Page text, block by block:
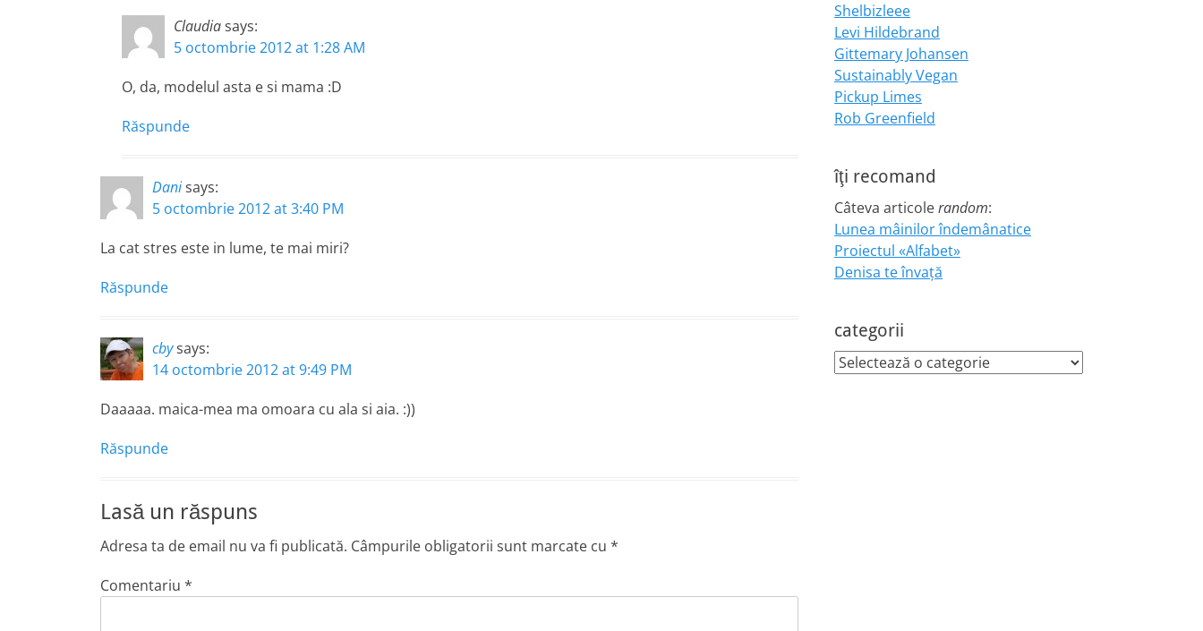
Claudiasays:
5 octombrie 2012 at 1:28 AM
O, da, modelul asta e si mama :D
Răspunde
Danisays:
5 octombrie 2012 at 3:40 PM
La cat stres este in lume, te mai miri?
Răspunde
cbysays:
14 octombrie 2012 at 9:49 PM
Daaaaa. maica-mea ma omoara cu ala si aia. :))
Răspunde
Lasă un răspuns
Adresa ta de email nu va fi publicată. Câmpurile obligatorii sunt marcate cu *
Comentariu *
Shelbizleee
Levi Hildebrand
Gittemary Johansen
Sustainably Vegan
Pickup Limes
Rob Greenfield
îţi recomand
Câteva articolerandom:
Lunea mâinilor îndemânatice
Proiectul «Alfabet»
Denisa te învaţă
categorii
categorii